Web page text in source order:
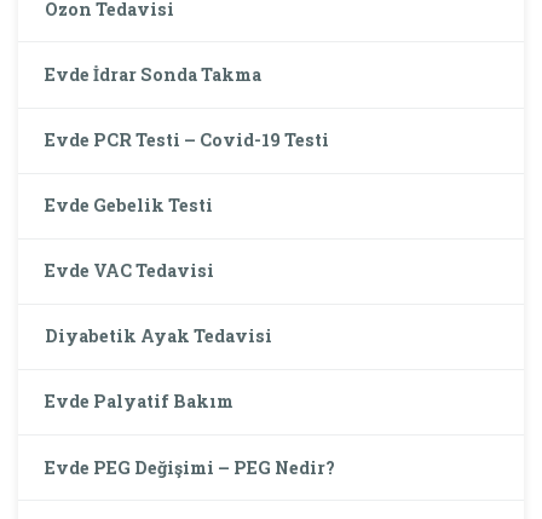
Ozon Tedavisi
Evde İdrar Sonda Takma
Evde PCR Testi – Covid-19 Testi
Evde Gebelik Testi
Evde VAC Tedavisi
Diyabetik Ayak Tedavisi
Evde Palyatif Bakım
Evde PEG Değişimi – PEG Nedir?